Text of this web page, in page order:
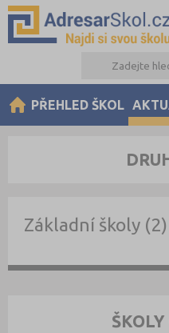
PŘEHLED ŠKOL
Základní školy (2)